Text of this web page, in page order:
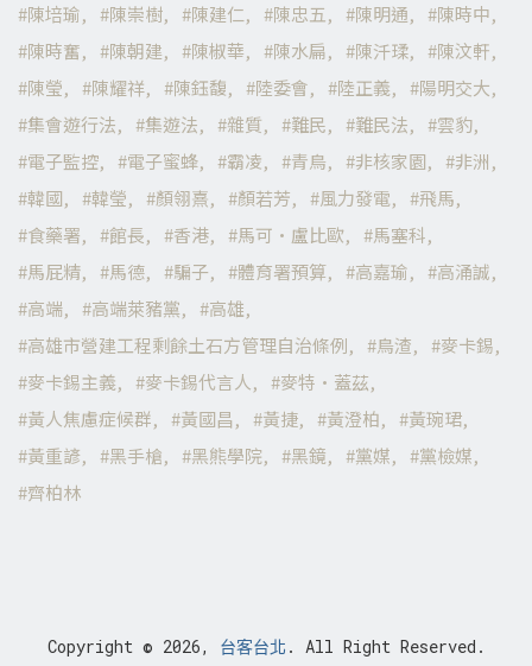
陳培瑜
陳崇樹 陳建仁 陳忠五 陳明通
陳時中
陳時奮
陳朝建 陳椒華 陳水扁 陳汘瑈
陳汶軒
陳瑩
陳耀祥 陳鈺馥 陸委會 陸正義
陽明交大
集會遊行法
集遊法 雜質 難民 難民法
雲豹
電子監控
電子蜜蜂 霸凌 青鳥 非核家園
非洲
韓國
韓瑩 顏翎熹 顏若芳 風力發電
飛馬
食藥署
館長 香港 馬可·盧比歐
馬塞科
馬屁精
馬德 騙子 體育署預算 高嘉瑜
高涌誠
高端
高端萊豬黨
高雄
高雄市營建工程剩餘土石方管理自治條例
鳥渣
麥卡錫
麥卡錫主義
麥卡錫代言人
麥特·蓋茲
黃人焦慮症候群
黃國昌 黃捷 黃澄柏
黃琬珺
黃重諺
黑手槍 黑熊學院 黑鏡 黨媒
黨檢媒
齊柏林
Copyright © 2026, 台客台北 . All Right Reserved.